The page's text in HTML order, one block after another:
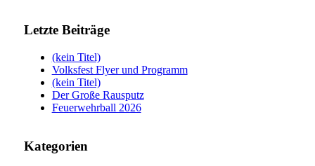
Letzte Beiträge
(kein Titel)
Volksfest Flyer und Programm
(kein Titel)
Der Große Rausputz
Feuerwehrball 2026
Kategorien